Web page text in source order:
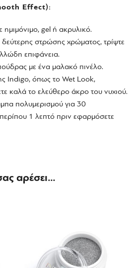
Effect):
ημιμόνιμο, gel ή ακρυλικό.
στρώσης χρώματος, τρίψτε
επιφάνεια.
με ένα μαλακό πινέλο.
Indigo, όπως το Wet Look,
καλά το ελεύθερο άκρο του νυχιού.
πολυμερισμού για 30
1 λεπτό πριν εφαρμόσετε
αρέσει…